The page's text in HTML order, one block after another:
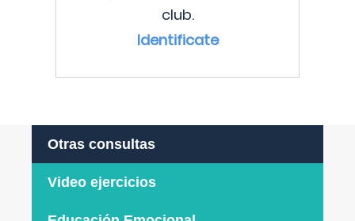
club.
Identificate
Otras consultas
Video ejercicios